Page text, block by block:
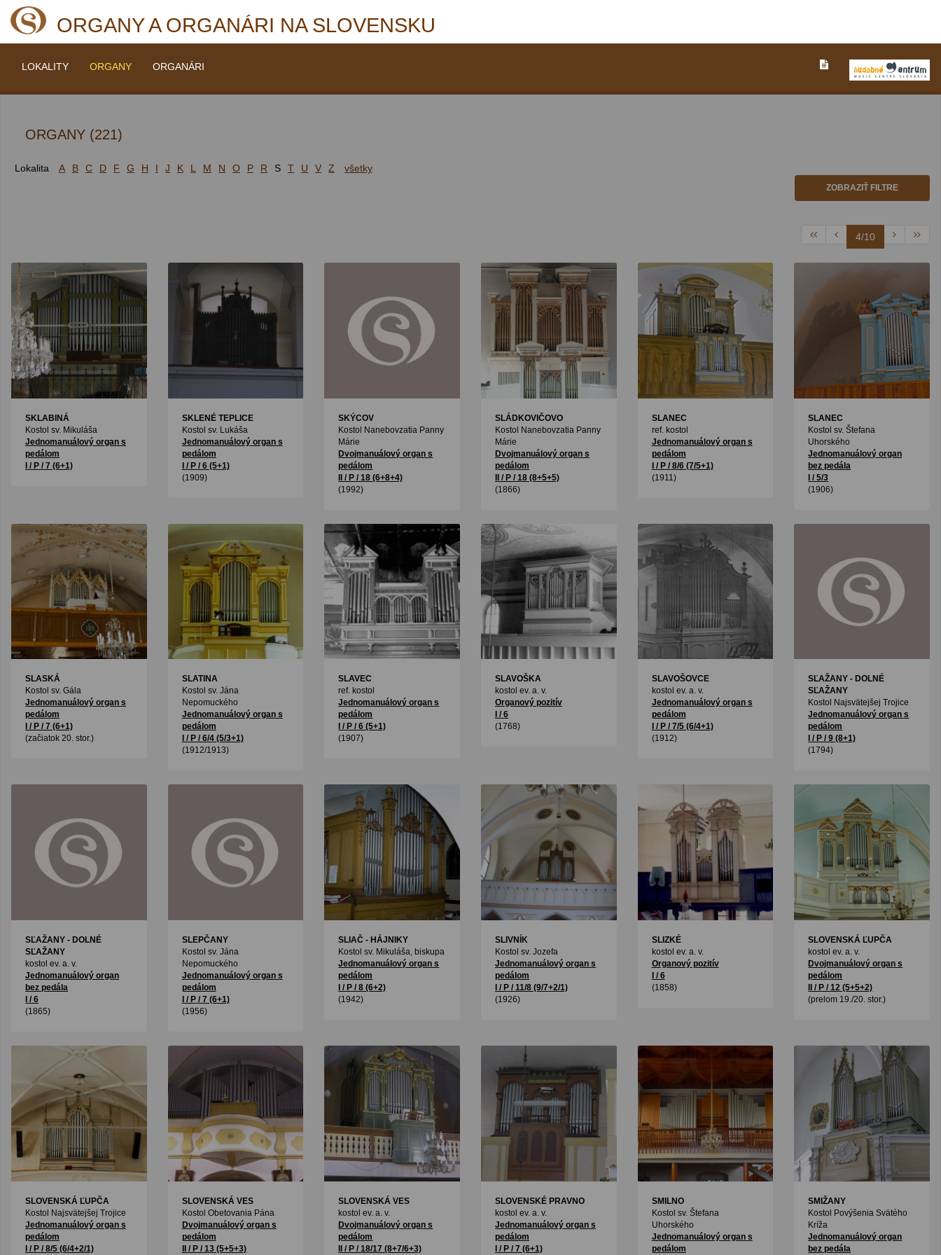
ORGANY A ORGANÁRI NA SLOVENSKU
LOKALITY ORGANY ORGANÁRI
ORGANY (221)
Lokalita A B C D F G H I J K L M N O P R S T U V Z všetky
ZOBRAZIŤ FILTRE
4/10
SKLABINÁ
Kostol sv. Mikuláša
Jednomanuálový organ s
pedálom
I / P / 7 (6+1)
SKLENÉ TEPLICE
Kostol sv. Lukáša
Jednomanuálový organ s
pedálom
I / P / 6 (5+1)
(1909)
SKÝCOV
Kostol Nanebovzatia Panny
Márie
Dvojmanuálový organ s
pedálom
II / P / 18 (6+8+4)
(1992)
SLÁDKOVIČOVO
Kostol Nanebovzatia Panny
Márie
Dvojmanuálový organ s
pedálom
II / P / 18 (8+5+5)
(1866)
SLANEC
ref. kostol
Jednomanuálový organ s
pedálom
I / P / 8/6 (7/5+1)
(1911)
SLANEC
Kostol sv. Štefana
Uhorského
Jednomanuálový organ
bez pedála
I / 5/3
(1906)
SLASKÁ
Kostol sv. Gála
Jednomanuálový organ s
pedálom
I / P / 7 (6+1)
(začiatok 20. stor.)
SLATINA
Kostol sv. Jána
Nepomuckého
Jednomanuálový organ s
pedálom
I / P / 6/4 (5/3+1)
(1912/1913)
SLAVEC
ref. kostol
Jednomanuálový organ s
pedálom
I / P / 6 (5+1)
(1907)
SLAVOŠKA
kostol ev. a. v.
Organový pozitív
I / 6
(1768)
SLAVOŠOVCE
kostol ev. a. v.
Jednomanuálový organ s
pedálom
I / P / 7/5 (6/4+1)
(1912)
SĽAŽANY - DOLNÉ
SĽAŽANY
Kostol Najsvätejšej Trojice
Jednomanuálový organ s
pedálom
I / P / 9 (8+1)
(1794)
SĽAŽANY - DOLNÉ
SĽAŽANY
kostol ev. a. v.
Jednomanuálový organ
bez pedála
I / 6
(1865)
SLEPČANY
Kostol sv. Jána
Nepomuckého
Jednomanuálový organ s
pedálom
I / P / 7 (6+1)
(1956)
SLIAČ - HÁJNIKY
Kostol sv. Mikuláša, biskupa
Jednomanuálový organ s
pedálom
I / P / 8 (6+2)
(1942)
SLIVNÍK
Kostol sv. Jozefa
Jednomanuálový organ s
pedálom
I / P / 11/8 (9/7+2/1)
(1926)
SLIZKÉ
kostol ev. a. v.
Organový pozitív
I / 6
(1858)
SLOVENSKÁ ĽUPČA
kostol ev. a. v.
Dvojmanuálový organ s
pedálom
II / P / 12 (5+5+2)
(prelom 19./20. stor.)
SLOVENSKÁ ĽUPČA
Kostol Najsvätejšej Trojice
Jednomanuálový organ s
pedálom
I / P / 8/5 (6/4+2/1)
SLOVENSKÁ VES
Kostol Obetovania Pána
Dvojmanuálový organ s
pedálom
II / P / 13 (5+5+3)
SLOVENSKÁ VES
kostol ev. a. v.
Dvojmanuálový organ s
pedálom
II / P / 18/17 (8+7/6+3)
SLOVENSKÉ PRAVNO
kostol ev. a. v.
Jednomanuálový organ s
pedálom
I / P / 7 (6+1)
SMILNO
Kostol sv. Štefana
Uhorského
Jednomanuálový organ s
pedálom
SMIŽANY
Kostol Povýšenia Svätého
Kríža
Jednomanuálový organ
bez pedála